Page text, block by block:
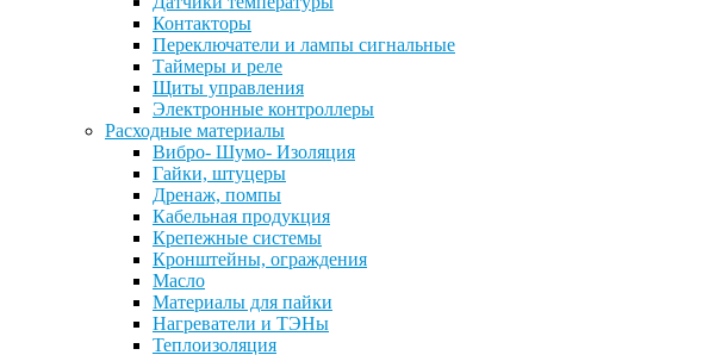
Контакторы
Переключатели и лампы сигнальные
Таймеры и реле
Щиты управления
Электронные контроллеры
Расходные материалы
Вибро- Шумо- Изоляция
Гайки, штуцеры
Дренаж, помпы
Кабельная продукция
Крепежные системы
Кронштейны, ограждения
Масло
Материалы для пайки
Нагреватели и ТЭНы
Теплоизоляция